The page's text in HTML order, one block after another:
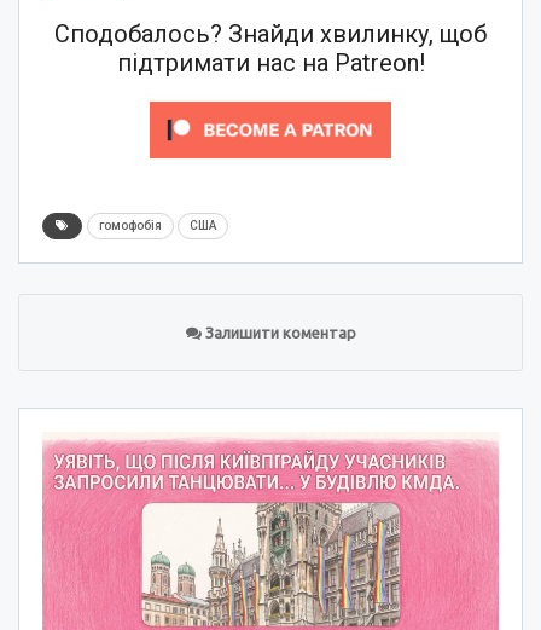
Сподобалось? Знайди хвилинку, щоб
підтримати нас на Patreon!
гомофобія США
Залишити коментар